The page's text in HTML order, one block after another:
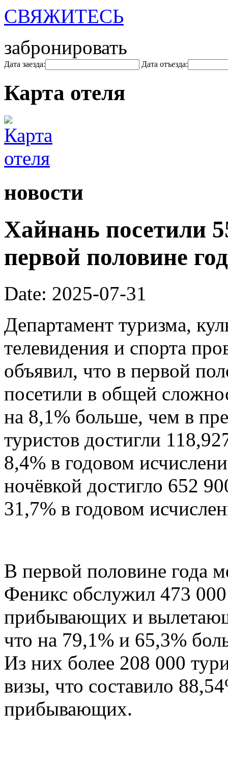
СВЯЖИТЕСЬ
забронировать
Дата заезда: Дата отъезда:
Карта отеля
новости
Хайнань посетили
первой половине
Date: 2025-07-31
Департамент туризма,
телевидения и спорта
объявил, что в первой
посетили в общей
на 8,1% больше, чем в
туристов достигли
8,4% в годовом
ночёвкой достигло 652
31,7% в годовом
В первой половине года
Феникс обслужил 473
прибывающих и
что на 79,1% и 65,3%
Из них более 208 000
визы, что составило
прибывающих.